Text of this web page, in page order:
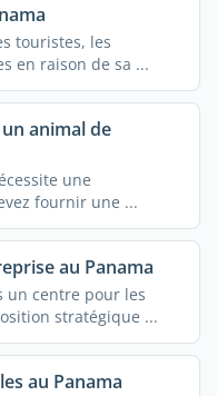
touristes, les
en raison de sa ...
animal de
une
fournir une ...
au Panama
un centre pour les
stratégique ...
au Panama